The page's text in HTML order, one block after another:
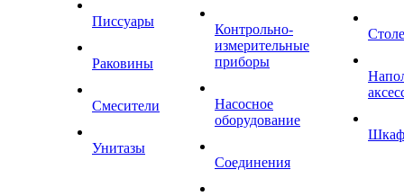
Писсуары
Раковины
Смесители
Унитазы
Контрольно-
измерительные
приборы
Насосное
оборудование
Соединения